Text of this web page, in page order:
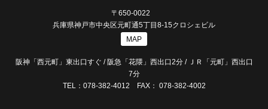
〒650-0022
兵庫県神戸市中央区元町通5丁目8-15クロシェビル
MAP
阪神「西元町」東出口すぐ / 阪急「花隈」西出口2分 / ＪＲ「元町」西出口
7分
TEL：078-382-4012 FAX： 078-382-4002